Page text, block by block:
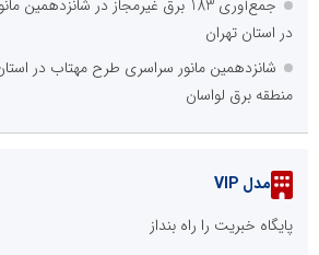
جمع‌آوری 183 برق غیرمجاز در
در استان تهران
شانزدهمین مانور سراسری طرح مهتاب در
منطقه برق لواسان
مدل VIP
پایگاه خبریت را راه بنداز